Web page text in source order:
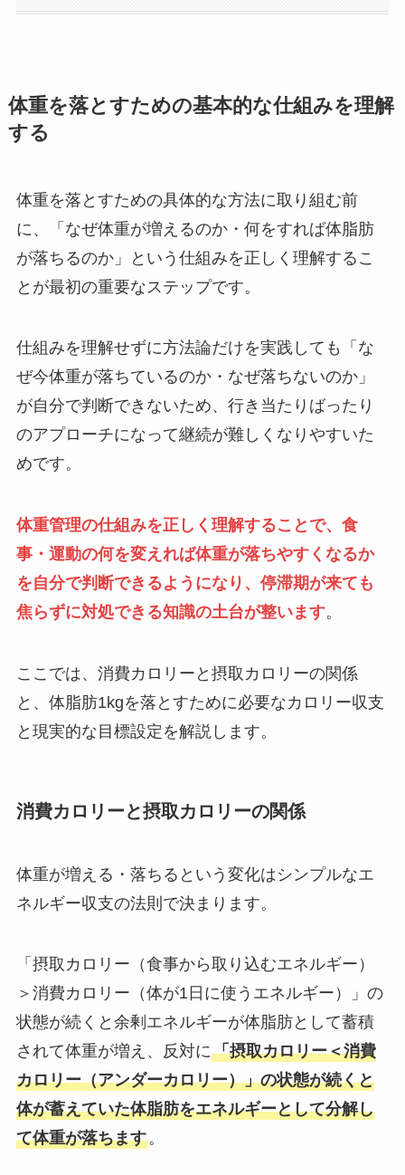
体重を落とすための基本的な仕組みを理解
する
体重を落とすための具体的な方法に取り組む前
に、「なぜ体重が増えるのか・何をすれば体脂肪
が落ちるのか」という仕組みを正しく理解するこ
とが最初の重要なステップです。
仕組みを理解せずに方法論だけを実践しても「な
ぜ今体重が落ちているのか・なぜ落ちないのか」
が自分で判断できないため、行き当たりばったり
のアプローチになって継続が難しくなりやすいた
めです。
体重管理の仕組みを正しく理解することで、食
事・運動の何を変えれば体重が落ちやすくなるか
を自分で判断できるようになり、停滞期が来ても
焦らずに対処できる知識の土台が整います。
ここでは、消費カロリーと摂取カロリーの関係
と、体脂肪1kgを落とすために必要なカロリー収支
と現実的な目標設定を解説します。
消費カロリーと摂取カロリーの関係
体重が増える・落ちるという変化はシンプルなエ
ネルギー収支の法則で決まります。
「摂取カロリー（食事から取り込むエネルギー）
＞消費カロリー（体が1日に使うエネルギー）」の
状態が続くと余剰エネルギーが体脂肪として蓄積
されて体重が増え、反対に「摂取カロリー＜消費
カロリー（アンダーカロリー）」の状態が続くと
体が蓄えていた体脂肪をエネルギーとして分解し
て体重が落ちます。